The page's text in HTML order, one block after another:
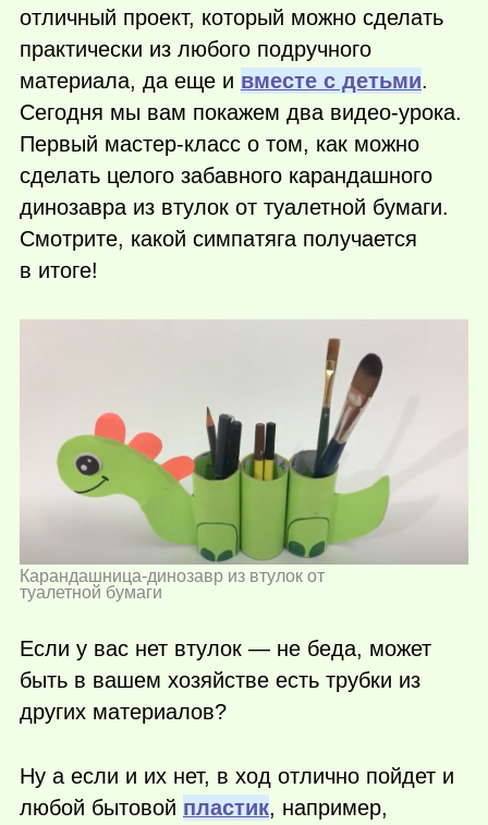
отличный проект, который можно сделать
практически из любого подручного
материала, да еще и вместе с детьми.
Сегодня мы вам покажем два видео-урока.
Первый мастер-класс о том, как можно
сделать целого забавного карандашного
динозавра из втулок от туалетной бумаги.
Смотрите, какой симпатяга получается
в итоге!
Карандашница-динозавр из втулок от
туалетной бумаги
Если у вас нет втулок — не беда, может
быть в вашем хозяйстве есть трубки из
других материалов?
Ну а если и их нет, в ход отлично пойдет и
любой бытовой пластик, например,